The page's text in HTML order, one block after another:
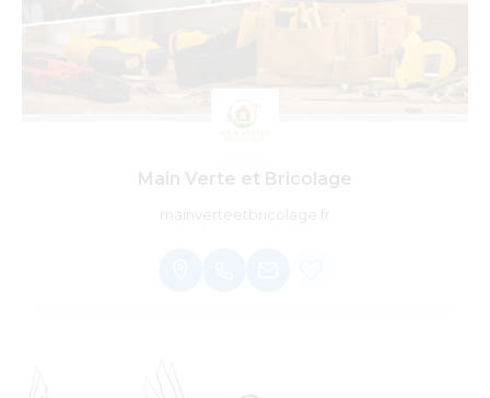
Main Verte et Bricolage
mainverteetbricolage.fr